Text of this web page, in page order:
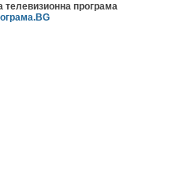
телевизионна програма